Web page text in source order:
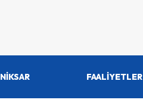
NİKSAR FAALİYETLER